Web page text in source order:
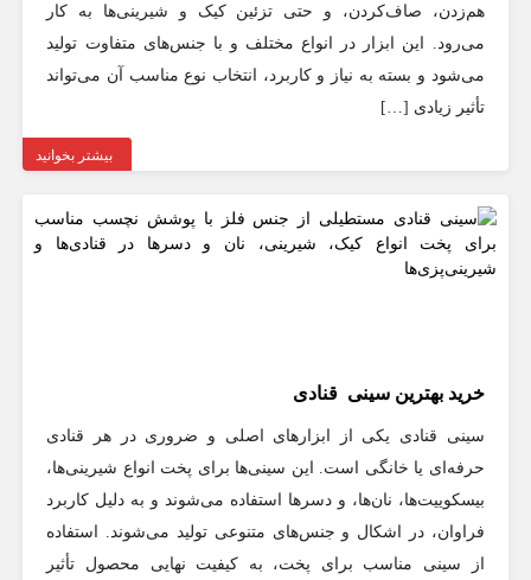
هم‌زدن، صاف‌کردن، و حتی تزئین کیک و شیرینی‌ها به کار
می‌رود. این ابزار در انواع مختلف و با جنس‌های متفاوت تولید
می‌شود و بسته به نیاز و کاربرد، انتخاب نوع مناسب آن می‌تواند
تأثیر زیادی […]
بیشتر بخوانید
خرید بهترین سینی‌ قنادی
سینی قنادی یکی از ابزارهای اصلی و ضروری در هر قنادی
حرفه‌ای یا خانگی است. این سینی‌ها برای پخت انواع شیرینی‌ها،
بیسکوییت‌ها، نان‌ها، و دسرها استفاده می‌شوند و به دلیل کاربرد
فراوان، در اشکال و جنس‌های متنوعی تولید می‌شوند. استفاده
از سینی مناسب برای پخت، به کیفیت نهایی محصول تأثیر